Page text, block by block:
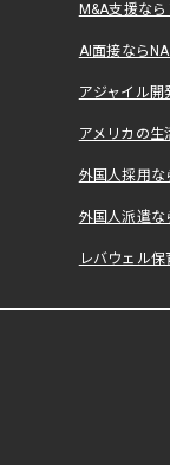
M&A支援な
AI面接なら
アジャイル
アメリカの
外国人採用
外国人派遣な
レバウェル